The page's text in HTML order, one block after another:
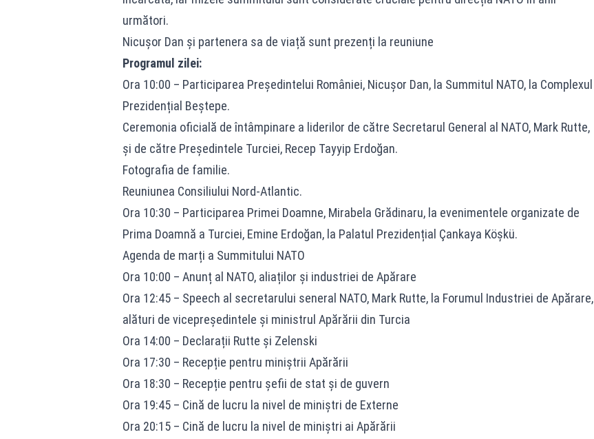
următori.
Nicușor Dan și partenera sa de viață sunt prezenți la reuniune
Programul zilei:
Ora 10:00 – Participarea Președintelui României, Nicușor Dan, la Summitul NATO, la Complexul
Prezidențial Beștepe.
Ceremonia oficială de întâmpinare a liderilor de către Secretarul General al NATO, Mark Rutte,
și de către Președintele Turciei, Recep Tayyip Erdoğan.
Fotografia de familie.
Reuniunea Consiliului Nord-Atlantic.
Ora 10:30 – Participarea Primei Doamne, Mirabela Grădinaru, la evenimentele organizate de
Prima Doamnă a Turciei, Emine Erdoğan, la Palatul Prezidențial Çankaya Köşkü.
Agenda de marți a Summitului NATO
Ora 10:00 – Anunț al NATO, aliaților și industriei de Apărare
Ora 12:45 – Speech al secretarului seneral NATO, Mark Rutte, la Forumul Industriei de Apărare,
alături de vicepreședintele și ministrul Apărării din Turcia
Ora 14:00 – Declarații Rutte și Zelenski
Ora 17:30 – Recepție pentru miniștrii Apărării
Ora 18:30 – Recepție pentru șefii de stat și de guvern
Ora 19:45 – Cină de lucru la nivel de miniștri de Externe
Ora 20:15 – Cină de lucru la nivel de miniștri ai Apărării